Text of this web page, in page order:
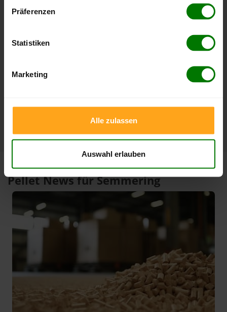
Präferenzen
Statistiken
Marketing
Alle zulassen
Auswahl erlauben
Tiefststand
4 Wochen
397,87 €
09.07.2026
379,00 €
09.05.2026
Pellet News für Semmering